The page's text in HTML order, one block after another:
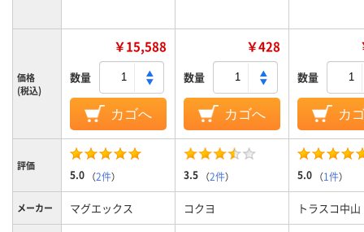
価格
(税込)
￥15,588
数量
カゴへ
￥428
数量
カゴへ
数量
カ
評価
5.0 （2件） 3.5 （2件） 5.0 （1件）
メーカー マグエックス コクヨ トラスコ中山